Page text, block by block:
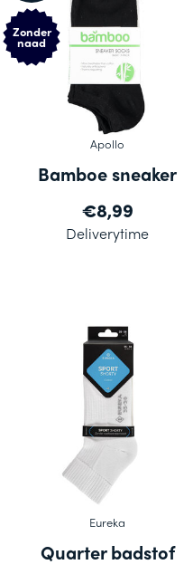
Zonder
naad
Apollo
Bamboe sneaker
€8,99
Deliverytime
Eureka
Quarter badstof